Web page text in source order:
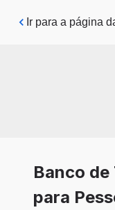
Pular para o
Ir para a página
Banco
para